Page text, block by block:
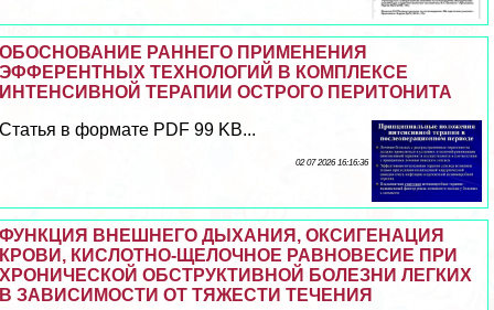
ОБОСНОВАНИЕ РАННЕГО ПРИМЕНЕНИЯ
ЭФФЕРЕНТНЫХ ТЕХНОЛОГИЙ В КОМПЛЕКСЕ
ИНТЕНСИВНОЙ ТЕРАПИИ ОСТРОГО ПЕРИТОНИТА
Статья в формате PDF 99 KB...
02 07 2026 16:16:36
ФУНКЦИЯ ВНЕШНЕГО ДЫХАНИЯ, ОКСИГЕНАЦИЯ
КРОВИ, КИСЛОТНО-ЩЕЛОЧНОЕ РАВНОВЕСИЕ ПРИ
ХРОНИЧЕСКОЙ ОБСТРУКТИВНОЙ БОЛЕЗНИ ЛЕГКИХ
В ЗАВИСИМОСТИ ОТ ТЯЖЕСТИ ТЕЧЕНИЯ